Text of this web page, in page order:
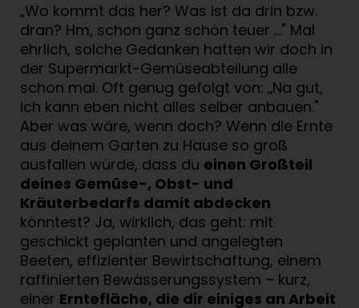
„Wo kommt das her? Was ist da drin bzw.
dran? Hm, schon ganz schön teuer …" Mal
ehrlich, solche Gedanken hatten wir doch in
der Supermarkt-Gemüseabteilung alle
schon mal. Oft genug gefolgt von: „Na gut,
ich kann eben nicht alles selber anbauen."
Aber was wäre, wenn doch? Wenn die Ernte
aus deinem Garten zu Hause so groß
ausfallen würde, dass du einen Großteil
deines Gemüse-, Obst- und
Kräuterbedarfs damit abdecken
könntest? Ja, wirklich, das geht: mit
geschickt geplanten und angelegten
Beeten, effizienter Bewirtschaftung, einem
raffinierten Bewässerungssystem – kurz,
einer Erntefläche, die dir einiges an Arbeit